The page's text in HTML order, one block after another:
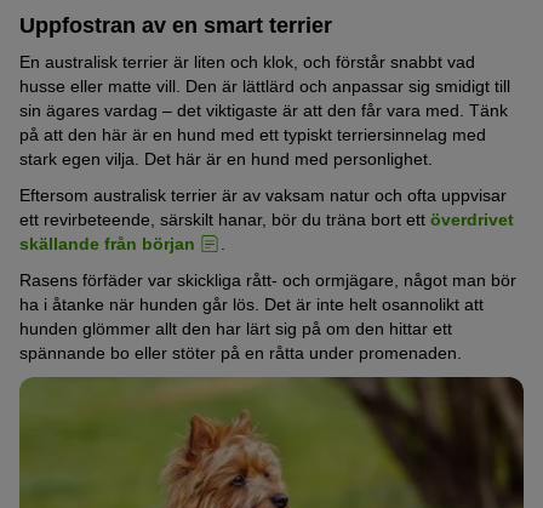
Uppfostran av en smart terrier
En australisk terrier är liten och klok, och förstår snabbt vad
husse eller matte vill. Den är lättlärd och anpassar sig smidigt till
sin ägares vardag – det viktigaste är att den får vara med. Tänk
på att den här är en hund med ett typiskt terriersinnelag med
stark egen vilja. Det här är en hund med personlighet.
Eftersom australisk terrier är av vaksam natur och ofta uppvisar
ett revirbeteende, särskilt hanar, bör du träna bort ett överdrivet
skällande från början
Rasens förfäder var skickliga rått- och ormjägare, något man bör
ha i åtanke när hunden går lös. Det är inte helt osannolikt att
hunden glömmer allt den har lärt sig på om den hittar ett
spännande bo eller stöter på en råtta under promenaden.